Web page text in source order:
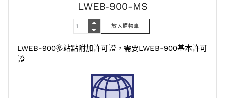
LWEB‑900-MS
LWEB-900多站點附加許可證，需要LWEB-900基本許可
證